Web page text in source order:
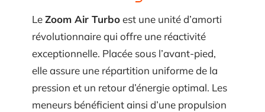
LeZoom Air Turboest une unité d’amorti
révolutionnaire qui offre une réactivité
exceptionnelle. Placée sous l’avant-pied,
elle assure une répartition uniforme de la
pression et un retour d’énergie optimal. Les
meneurs bénéficient ainsi d’une propulsion